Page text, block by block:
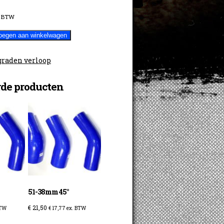
aan winkelwagen
verloop
producten
51-38mm 45°
€21,50 €17,77 ex. BTW